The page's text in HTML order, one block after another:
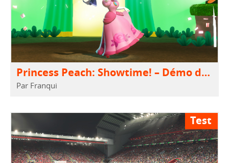
Princess Peach: Showtime! – Démo disponible sur le Nintendo eShop
Par Franqui
Test